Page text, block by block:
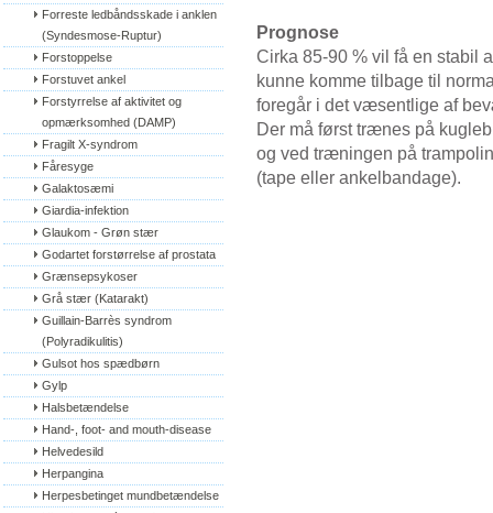
Forreste ledbåndsskade i anklen
(Syndesmose-Ruptur)
Forstoppelse
Forstuvet ankel
Forstyrrelse af aktivitet og
opmærksomhed (DAMP)
Fragilt X-syndrom
Fåresyge
Galaktosæmi
Giardia-infektion
Glaukom - Grøn stær
Godartet forstørrelse af prostata
Grænsepsykoser
Grå stær (Katarakt)
Guillain-Barrès syndrom
(Polyradikulitis)
Gulsot hos spædbørn
Gylp
Halsbetændelse
Hand-, foot- and mouth-disease
Helvedesild
Herpangina
Herpesbetinget mundbetændelse
Prognose
Cirka 85-90 % vil få en stabil
kunne komme tilbage til
foregår i det væsentlige af
Der må først trænes på
og ved træningen på
(tape eller ankelbandage).